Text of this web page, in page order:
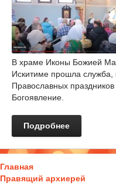
В храме Иконы Божией
Искитиме прошла
Православных
Богоявление.
Подробнее
Главная
Правящий архиерей